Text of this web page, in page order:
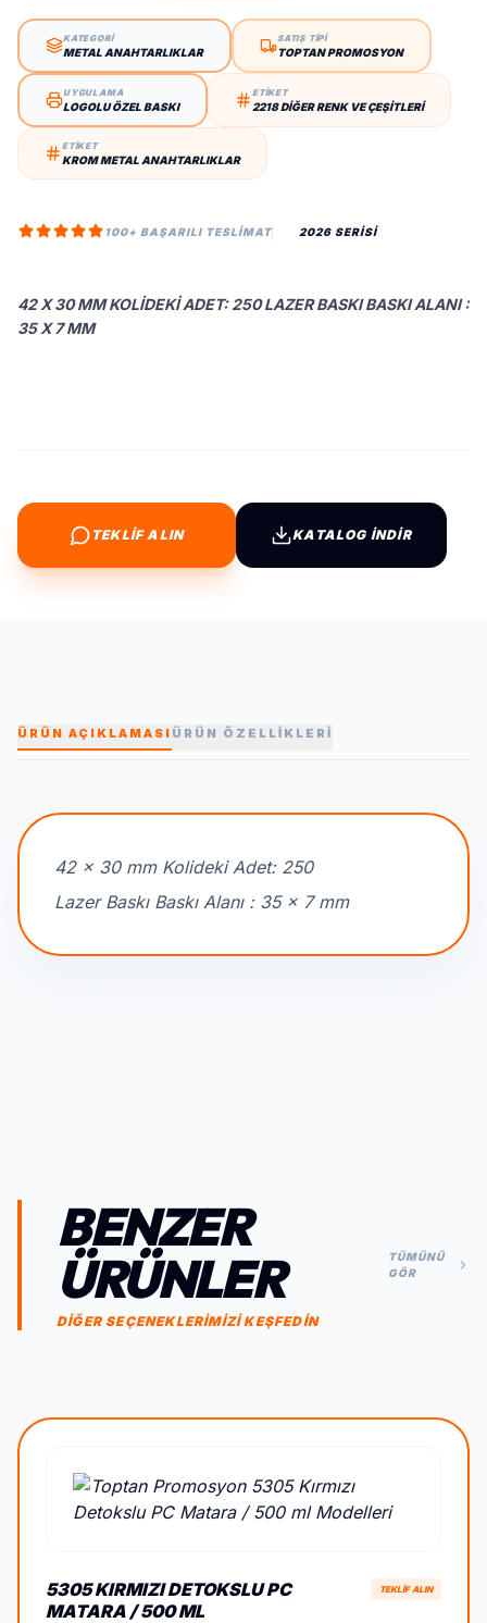
KATEGORİ
METAL ANAHTARLIKLAR
SATIŞ TİPİ
TOPTAN PROMOSYON
UYGULAMA
LOGOLU ÖZEL BASKI
ETİKET
2218 DIĞER RENK VE ÇEŞITLERI
ETİKET
KROM METAL ANAHTARLIKLAR
100+ BAŞARILI TESLIMAT 2026 SERİSİ
42 X 30 MM KOLIDEKI ADET: 250 LAZER BASKI BASKI ALANI :
35 X 7 MM
TEKLİF ALIN KATALOG İNDİR
ÜRÜN AÇIKLAMASI ÜRÜN ÖZELLİKLERİ
42 x 30 mm Kolideki Adet: 250
Lazer Baskı Baskı Alanı : 35 x 7 mm
BENZER
ÜRÜNLER
DİĞER SEÇENEKLERİMİZİ KEŞFEDİN
TÜMÜNÜ
GÖR
5305 KIRMIZI DETOKSLU PC
MATARA / 500 ML
TEKLİF ALIN